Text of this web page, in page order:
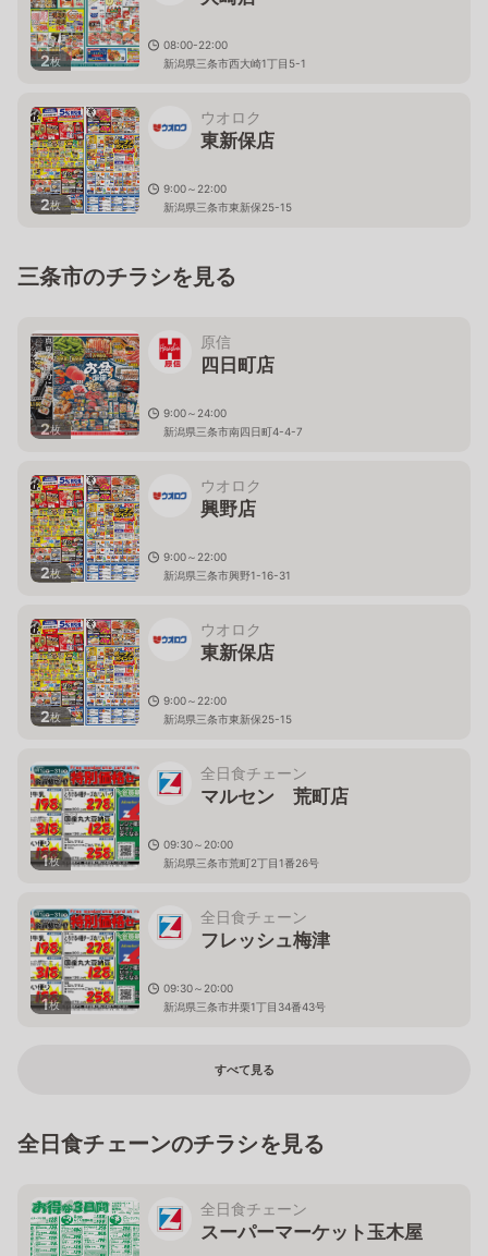
2枚
08:00-22:00
新潟県三条市西大崎1丁目5-1
2枚
ウオロク
東新保店
9:00～22:00
新潟県三条市東新保25-15
三条市のチラシを見る
2枚
原信
四日町店
9:00～24:00
新潟県三条市南四日町4-4-7
2枚
ウオロク
興野店
9:00～22:00
新潟県三条市興野1-16-31
2枚
ウオロク
東新保店
9:00～22:00
新潟県三条市東新保25-15
1枚
全日食チェーン
マルセン 荒町店
09:30～20:00
新潟県三条市荒町2丁目1番26号
1枚
全日食チェーン
フレッシュ梅津
09:30～20:00
新潟県三条市井栗1丁目34番43号
すべて見る
全日食チェーンのチラシを見る
全日食チェーン
スーパーマーケット玉木屋